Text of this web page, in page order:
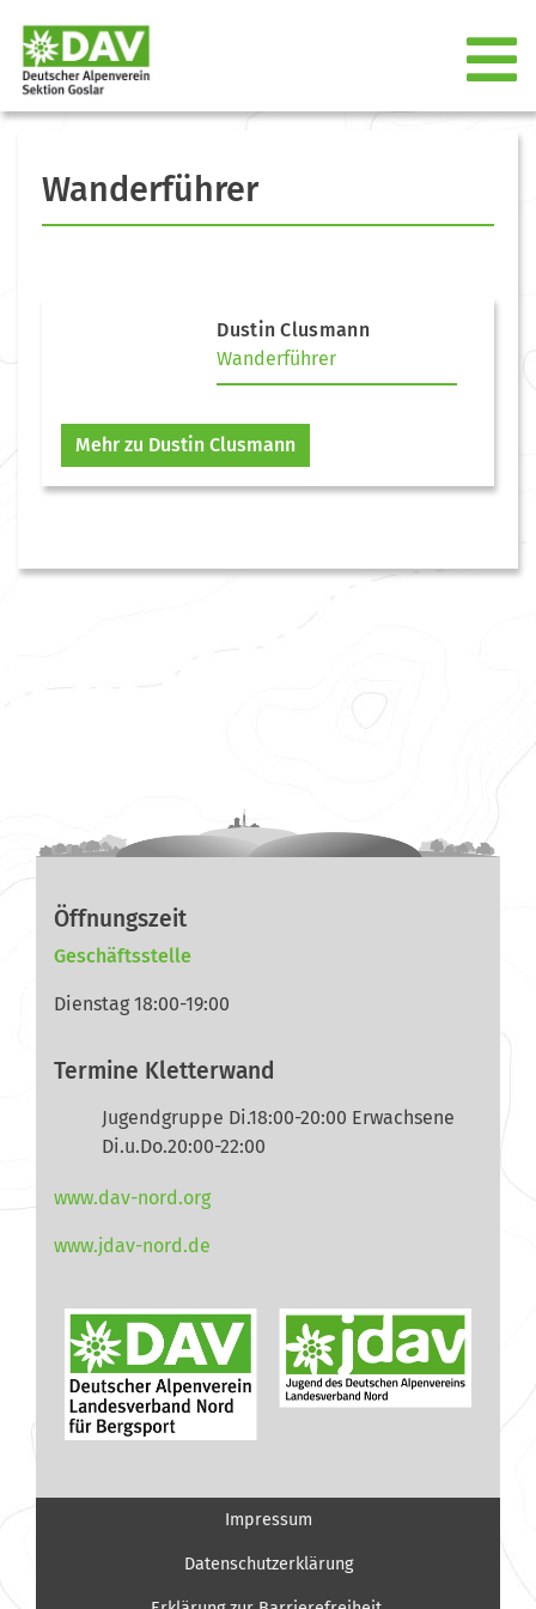
Wanderführer
Dustin Clusmann
Wanderführer
Mehr zu Dustin Clusmann
Öffnungszeit
Geschäftsstelle
Dienstag 18:00-19:00
Termine Kletterwand
Jugendgruppe Di.18:00-20:00 Erwachsene
Di.u.Do.20:00-22:00
www.dav-nord.org
www.jdav-nord.de
Impressum
Datenschutzerklärung